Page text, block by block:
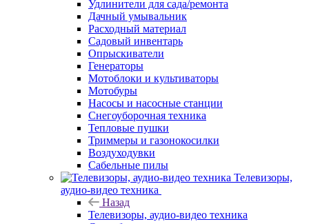
Удлинители для сада/ремонта
Дачный умывальник
Расходный материал
Садовый инвентарь
Опрыскиватели
Генераторы
Мотоблоки и культиваторы
Мотобуры
Насосы и насосные станции
Снегоуборочная техника
Тепловые пушки
Триммеры и газонокосилки
Воздуходувки
Сабельные пилы
Телевизоры,
аудио-видео техника
Назад
Телевизоры, аудио-видео техника